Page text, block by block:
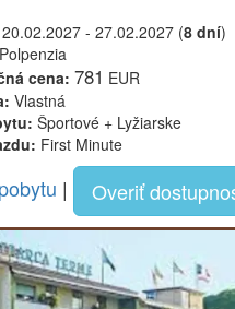
20.02.2027 - 27.02.2027 (8 dní)
Polpenzia
cena: 781 EUR
Vlastná
Športové + Lyžiarske
First Minute
| Overiť